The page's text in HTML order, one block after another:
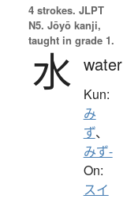
4 strokes. JLPT
N5. Jōyō kanji,
taught in grade 1.
水 water
Kun:
み
ず、
みず-
On:
スイ